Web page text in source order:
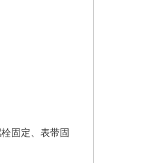
固定、表带固